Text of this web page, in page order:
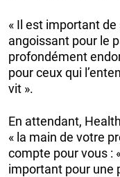
« Il est important de
angoissant pour le
profondément
pour ceux qui
vit ».
En attendant,
« la main de votre
compte pour vous :
important pour une